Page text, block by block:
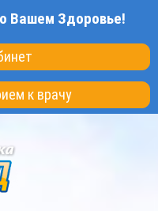
Вашем Здоровье!
к врачу